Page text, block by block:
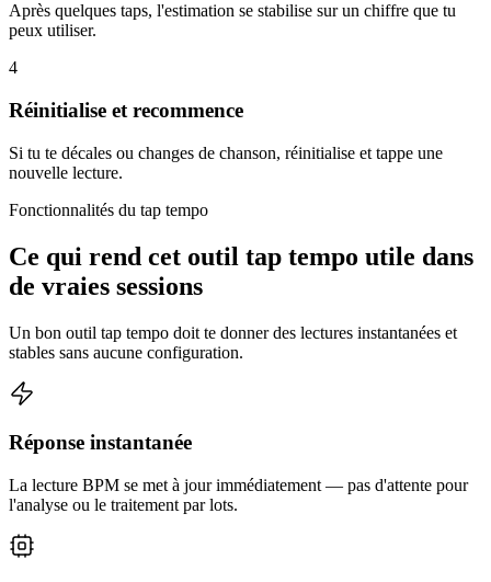
Après quelques taps, l'estimation se stabilise sur un chiffre que tu
peux utiliser.
4
Réinitialise et recommence
Si tu te décales ou changes de chanson, réinitialise et tappe une
nouvelle lecture.
Fonctionnalités du tap tempo
Ce qui rend cet outil tap tempo utile dans
de vraies sessions
Un bon outil tap tempo doit te donner des lectures instantanées et
stables sans aucune configuration.
Réponse instantanée
La lecture BPM se met à jour immédiatement — pas d'attente pour
l'analyse ou le traitement par lots.